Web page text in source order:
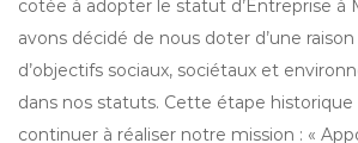
cotée à adopter le statut d’Entreprise à
avons décidé de nous doter d’une
d’objectifs sociaux, sociétaux et
dans nos statuts. Cette étape
continuer à réaliser notre mission : «